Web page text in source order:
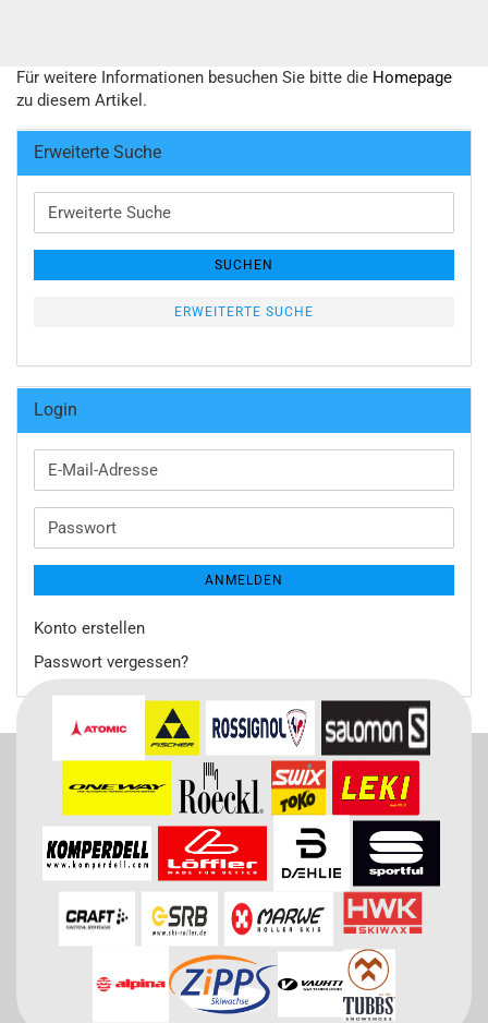
Für weitere Informationen besuchen Sie bitte die Homepage
zu diesem Artikel.
Erweiterte Suche
Erweiterte
Suche
SUCHEN
ERWEITERTE SUCHE
Login
E-
Mail-
Passwort
ANMELDEN
Konto erstellen
Passwort vergessen?